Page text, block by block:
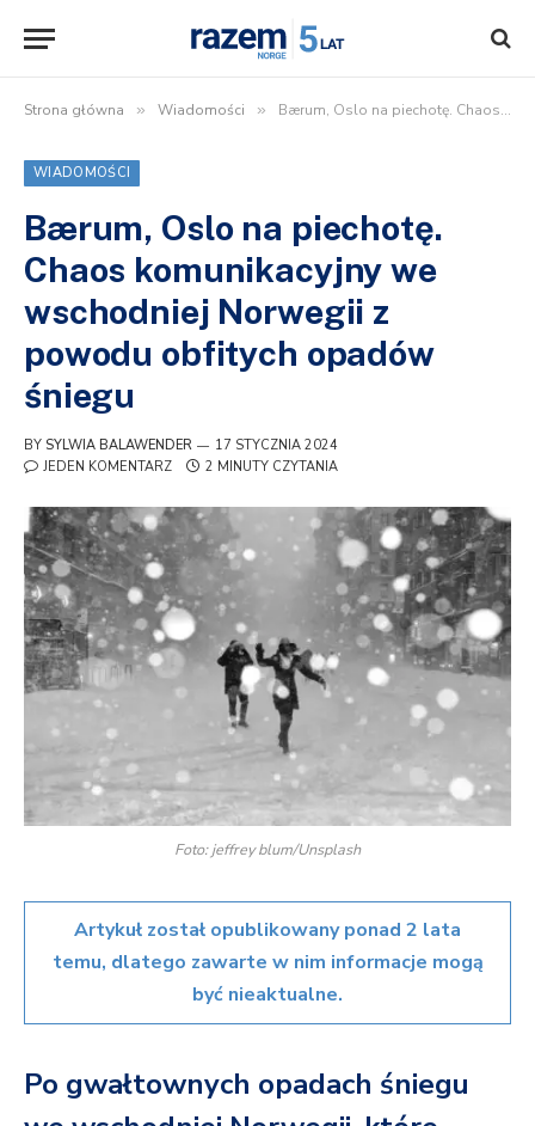
Strona główna » Wiadomości » Bærum, Oslo na piechotę. Chaos komunikacyjny we wschodniej Norwegii z powodu obfitych opadów śniegu
WIADOMOŚCI
Bærum, Oslo na piechotę.
Chaos komunikacyjny we
wschodniej Norwegii z
powodu obfitych opadów
śniegu
BY SYLWIA BALAWENDER
17 STYCZNIA 2024
JEDEN KOMENTARZ
2 MINUTY CZYTANIA
Foto: jeffrey blum/Unsplash
Artykuł został opublikowany ponad 2 lata
temu, dlatego zawarte w nim informacje mogą
być nieaktualne.
Po gwałtownych opadach śniegu